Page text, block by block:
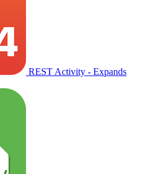
REST Activity - Expands